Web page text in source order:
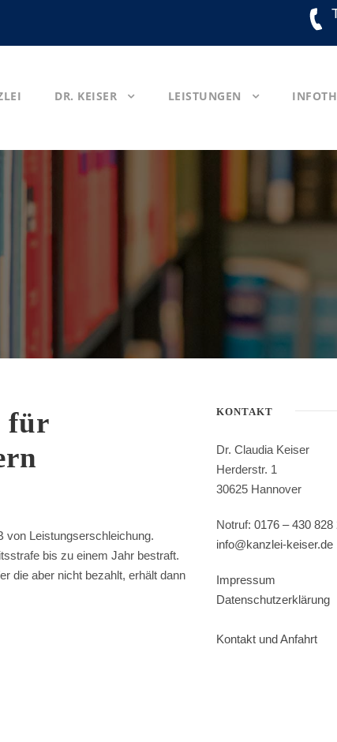
DR. KEISER LEISTUNGEN
für
von Leistungserschleichung.
bis zu einem Jahr bestraft.
die aber nicht bezahlt, erhält dann
KONTAKT
Dr. Claudia Keiser
Herderstr. 1
30625 Hannover
Notruf: 0176 – 430 828
info@kanzlei-keiser.de
Impressum
Datenschutzerklärung
Kontakt und Anfahrt